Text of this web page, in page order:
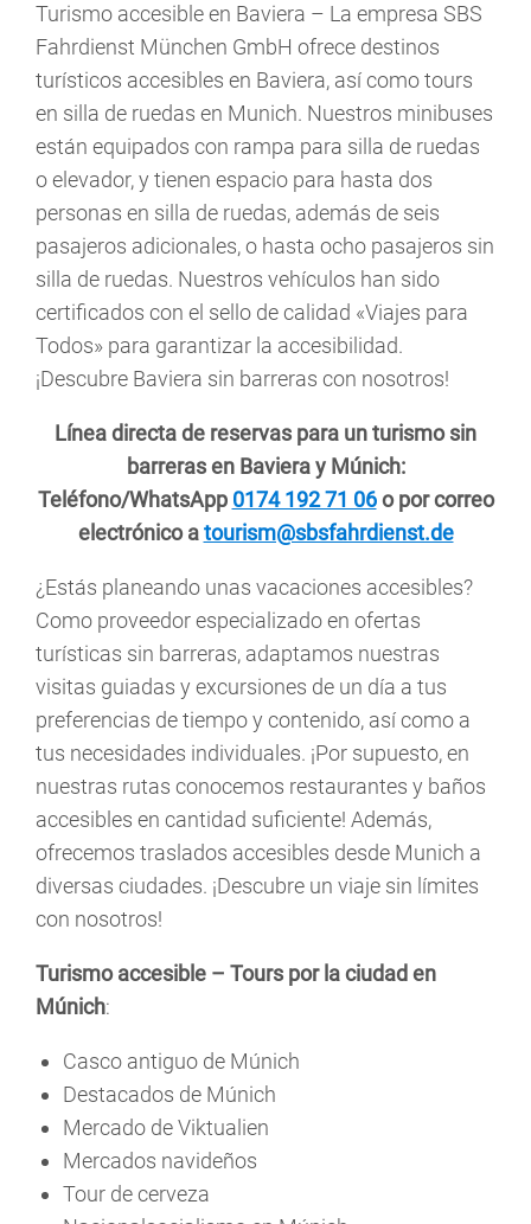
Turismo accesible en Baviera – La empresa SBS
Fahrdienst München GmbH ofrece destinos
turísticos accesibles en Baviera, así como tours
en silla de ruedas en Munich. Nuestros minibuses
están equipados con rampa para silla de ruedas
o elevador, y tienen espacio para hasta dos
personas en silla de ruedas, además de seis
pasajeros adicionales, o hasta ocho pasajeros sin
silla de ruedas. Nuestros vehículos han sido
certificados con el sello de calidad «Viajes para
Todos» para garantizar la accesibilidad.
¡Descubre Baviera sin barreras con nosotros!
Línea directa de reservas para un turismo sin
barreras en Baviera y Múnich:
Teléfono/WhatsApp 0174 192 71 06o por correo
electrónico atourism@sbsfahrdienst.de
¿Estás planeando unas vacaciones accesibles?
Como proveedor especializado en ofertas
turísticas sin barreras, adaptamos nuestras
visitas guiadas y excursiones de un día a tus
preferencias de tiempo y contenido, así como a
tus necesidades individuales. ¡Por supuesto, en
nuestras rutas conocemos restaurantes y baños
accesibles en cantidad suficiente! Además,
ofrecemos traslados accesibles desde Munich a
diversas ciudades. ¡Descubre un viaje sin límites
con nosotros!
Turismo accesible – Tours por la ciudad en
Múnich:
Casco antiguo de Múnich
Destacados de Múnich
Mercado de Viktualien
Mercados navideños
Tour de cerveza